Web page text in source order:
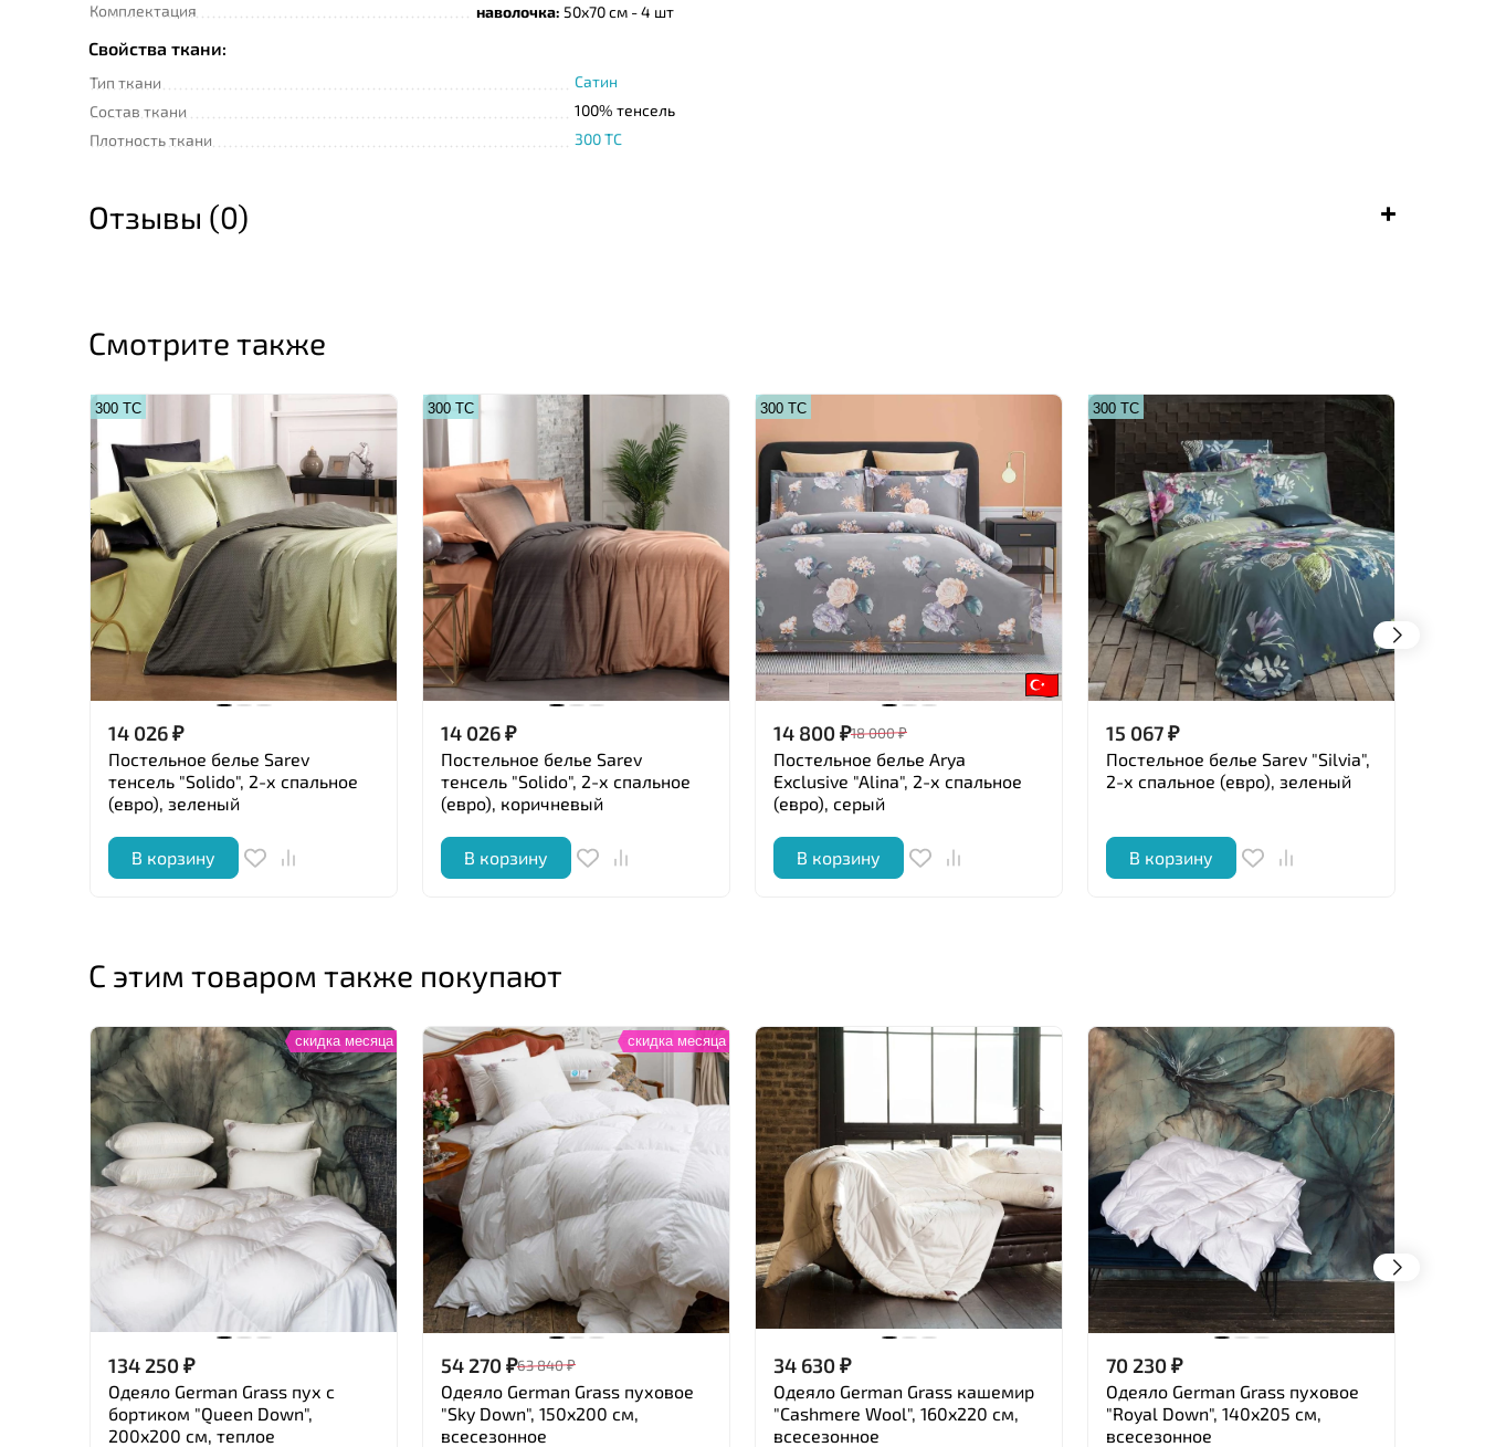
Комплектация
наволочка: 50х70 см - 4 шт
Свойства ткани:
Тип ткани
Сатин
Состав ткани
100% тенсель
Плотность ткани
300 TC
Отзывы (0)
Смотрите также
300 ТС
14 026₽
Постельное белье Sarev
тенсель "Solido", 2-х спальное
(евро), зеленый
В корзину
300 ТС
14 026₽
Постельное белье Sarev
тенсель "Solido", 2-х спальное
(евро), коричневый
В корзину
300 ТС
14 800₽18 000₽
Постельное белье Arya
Exclusive "Alina", 2-х спальное
(евро), серый
В корзину
300 ТС
15 067₽
Постельное белье Sarev "Silvia",
2-х спальное (евро), зеленый
В корзину
С этим товаром также покупают
скидка месяца
134 250₽
Одеяло German Grass пух с
бортиком "Queen Down",
200x200 см, теплое
скидка месяца
54 270₽63 840₽
Одеяло German Grass пуховое
"Sky Down", 150x200 см,
всесезонное
34 630₽
Одеяло German Grass кашемир
"Cashmere Wool", 160x220 см,
всесезонное
70 230₽
Одеяло German Grass пуховое
"Royal Down", 140x205 см,
всесезонное